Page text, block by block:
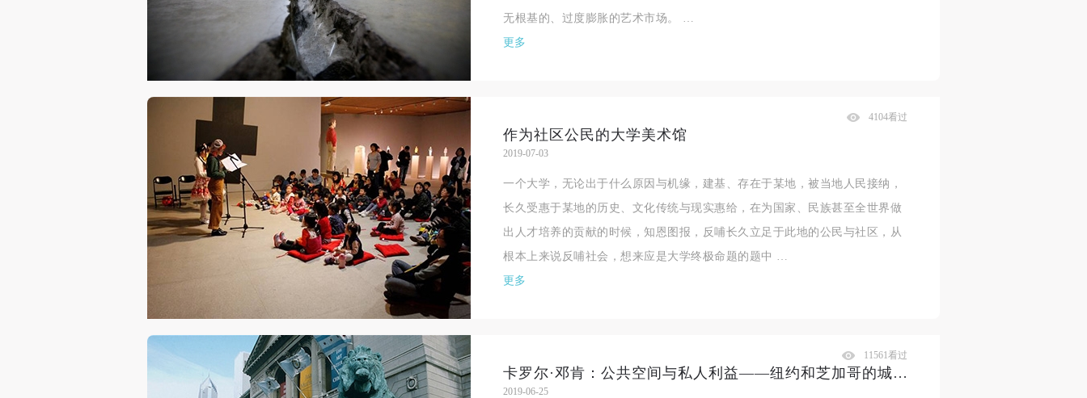
无根基的、过度膨胀的艺术市场。 …
更多
作为社区公民的大学美术馆
2019-07-03
4104看过
一个大学，无论出于什么原因与机缘，建基、存在于某地，被当地人民接纳，
长久受惠于某地的历史、文化传统与现实惠给，在为国家、民族甚至全世界做
出人才培养的贡献的时候，知恩图报，反哺长久立足于此地的公民与社区，从
根本上来说反哺社会，想来应是大学终极命题的题中 …
更多
卡罗尔·邓肯：公共空间与私人利益——纽约和芝加哥的城市艺术博物馆
2019-06-25
11561看过